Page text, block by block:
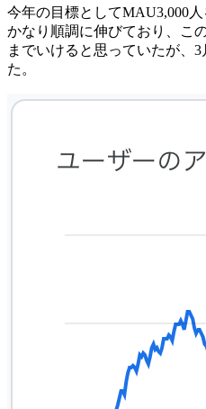
今年の目標としてMAU3,000
かなり順調に伸びており、こ
までいけると思っていたが、
た。